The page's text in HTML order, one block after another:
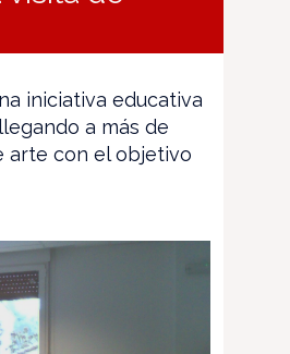
iniciativa educativa
a más de
arte con el objetivo